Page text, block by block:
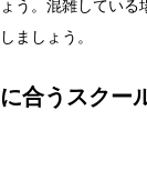
う。混雑している
ましょう。
に合うスクー